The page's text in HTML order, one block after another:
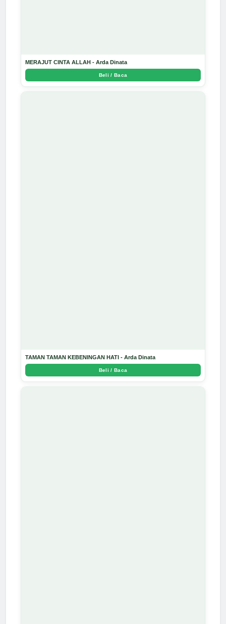
MERAJUT CINTA ALLAH - Arda Dinata
Beli / Baca
TAMAN TAMAN KEBENINGAN HATI - Arda Dinata
Beli / Baca